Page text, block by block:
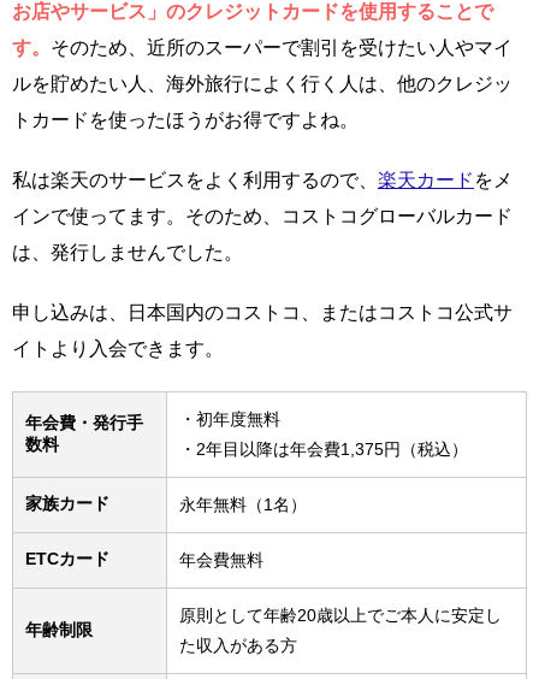
お店やサービス」のクレジットカードを使用することで
す。 そのため、近所のスーパーで割引を受けたい人やマイ
ルを貯めたい人、海外旅行によく行く人は、他のクレジッ
トカードを使ったほうがお得ですよね。
私は楽天のサービスをよく利用するので、 楽天カード をメ
インで使ってます。そのため、コストコグローバルカード
は、発行しませんでした。
申し込みは、日本国内のコストコ、またはコストコ公式サ
イトより入会できます。
年会費・発行手
数料
・初年度無料
・2年目以降は年会費1,375円（税込）
家族カード 永年無料（1名）
ETCカード 年会費無料
年齢制限
原則として年齢20歳以上でご本人に安定し
た収入がある方